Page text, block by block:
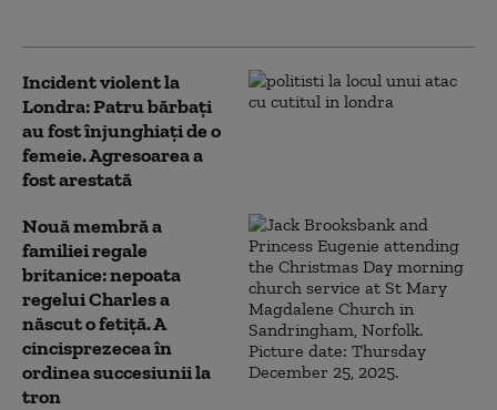
Incident violent la
Londra: Patru bărbaţi
au fost înjunghiaţi de o
femeie. Agresoarea a
fost arestată
Nouă membră a
familiei regale
britanice: nepoata
regelui Charles a
născut o fetiță. A
cincisprezecea în
ordinea succesiunii la
tron